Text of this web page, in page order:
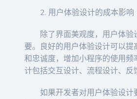
2. 用户体验设计的成本影响
除了界面美观度，用户体验
要。良好的用户体验设计可以提
和忠诚度，增加小程序的使用频
计包括交互设计、流程设计、反
如果开发者对用户体验设计